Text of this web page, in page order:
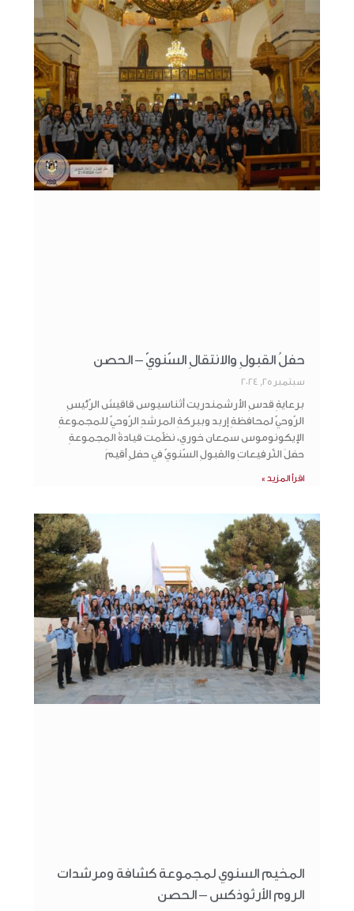
حفلُ القبولِ والانتقالِ السّنويّ – الحصن
سبتمبر 25, 2024
برعايةِ قدسِ الأرشمندريت أثناسيوس قاقيش الرّئيسِ
الرّوحيّ لمحافظةِ إربد وببركةِ المرشدِ الرّوحيّ للمجموعةِ
الإيكونوموس سمعان خوري، نظّمت قيادةُ المجموعةِ
حفلَ التّرفيعاتِ والقبولِ السّنويّ في حفلٍ أقيمَ
اقرأ المزيد »
المخيم السنوي لمجموعة كشافة ومرشدات
الروم الأرثوذكس – الحصن